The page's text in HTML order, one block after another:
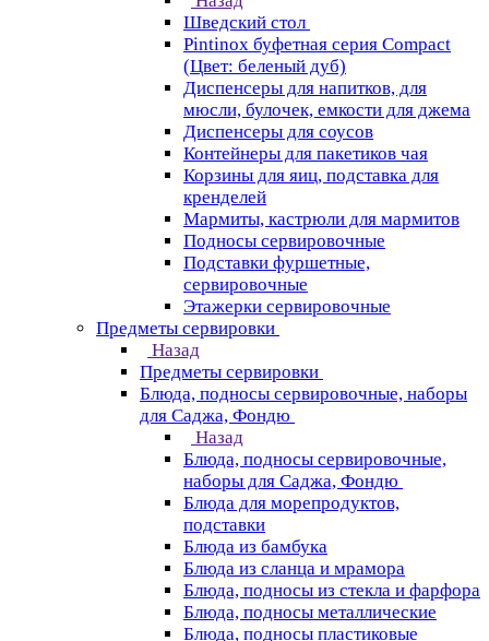
Шведский стол
Pintinox буфетная серия Compact
(Цвет: беленый дуб)
Диспенсеры для напитков, для
мюсли, булочек, емкости для джема
Диспенсеры для соусов
Контейнеры для пакетиков чая
Корзины для яиц, подставка для
кренделей
Мармиты, кастрюли для мармитов
Подносы сервировочные
Подставки фуршетные,
сервировочные
Этажерки сервировочные
Предметы сервировки
Назад
Предметы сервировки
Блюда, подносы сервировочные, наборы
для Саджа, Фондю
Назад
Блюда, подносы сервировочные,
наборы для Саджа, Фондю
Блюда для морепродуктов,
подставки
Блюда из бамбука
Блюда из сланца и мрамора
Блюда, подносы из стекла и фарфора
Блюда, подносы металлические
Блюда, подносы пластиковые